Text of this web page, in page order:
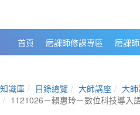
首頁 磨課師修課專區 磨課
知識庫 目錄總覽 大師講座
大
1121026－賴惠玲－數位科技導入